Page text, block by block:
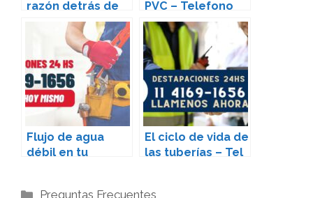
razón detrás de
la sal en tu
inodoro –
Telefono 11-
4169-1656
PVC – Telefono
11-4169-1656
Flujo de agua
débil en tu
El ciclo de vida de
las tuberías – Tel
Categories
Preguntas Frecuentes